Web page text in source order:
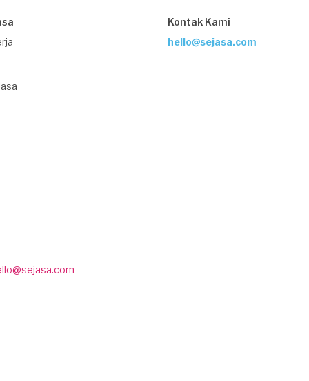
Kontak Kami
hello@sejasa.com